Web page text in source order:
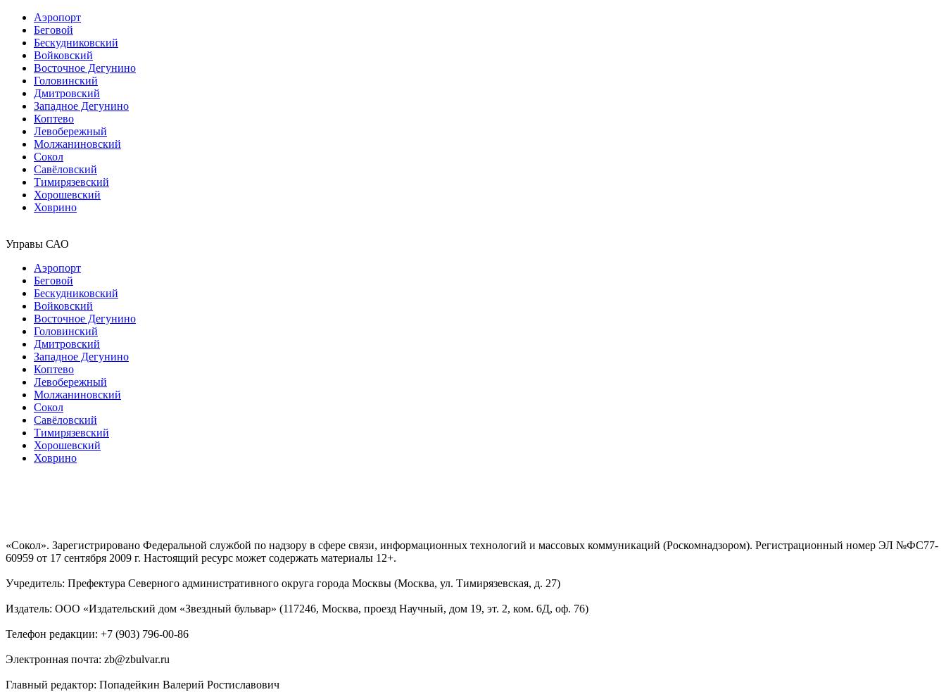
Аэропорт
Беговой
Бескудниковский
Войковский
Восточное Дегунино
Головинский
Дмитровский
Западное Дегунино
Коптево
Левобережный
Молжаниновский
Сокол
Савёловский
Тимирязевский
Хорошевский
Ховрино
Управы САО
Аэропорт
Беговой
Бескудниковский
Войковский
Восточное Дегунино
Головинский
Дмитровский
Западное Дегунино
Коптево
Левобережный
Молжаниновский
Сокол
Савёловский
Тимирязевский
Хорошевский
Ховрино
«Сокол». Зарегистрировано Федеральной службой по надзору в сфере связи, информационных технологий и массовых коммуникаций (Роскомнадзором). Регистрационный номер ЭЛ №ФС77-
60959 от 17 сентября 2009 г. Настоящий ресурс может содержать материалы 12+.
Учредитель: Префектура Северного административного округа города Москвы (Москва, ул. Тимирязевская, д. 27)
Издатель: ООО «Издательский дом «Звездный бульвар» (117246, Москва, проезд Научный, дом 19, эт. 2, ком. 6Д, оф. 76)
Телефон редакции: +7 (903) 796-00-86
Электронная почта: zb@zbulvar.ru
Главный редактор: Попадейкин Валерий Ростиславович